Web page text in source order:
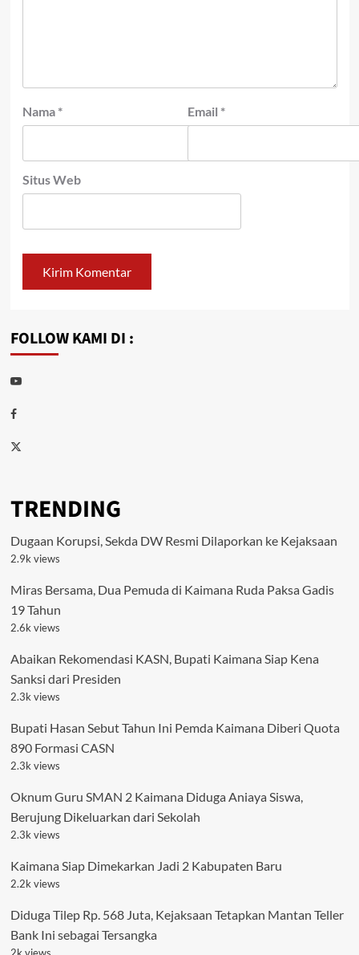
Nama * Email *
Situs Web
FOLLOW KAMI DI :
Youtube
Facebook
Twitter
TRENDING
Dugaan Korupsi, Sekda DW Resmi Dilaporkan ke Kejaksaan
2.9k views
Miras Bersama, Dua Pemuda di Kaimana Ruda Paksa Gadis
19 Tahun
2.6k views
Abaikan Rekomendasi KASN, Bupati Kaimana Siap Kena
Sanksi dari Presiden
2.3k views
Bupati Hasan Sebut Tahun Ini Pemda Kaimana Diberi Quota
890 Formasi CASN
2.3k views
Oknum Guru SMAN 2 Kaimana Diduga Aniaya Siswa,
Berujung Dikeluarkan dari Sekolah
2.3k views
Kaimana Siap Dimekarkan Jadi 2 Kabupaten Baru
2.2k views
Diduga Tilep Rp. 568 Juta, Kejaksaan Tetapkan Mantan Teller
Bank Ini sebagai Tersangka
2k views